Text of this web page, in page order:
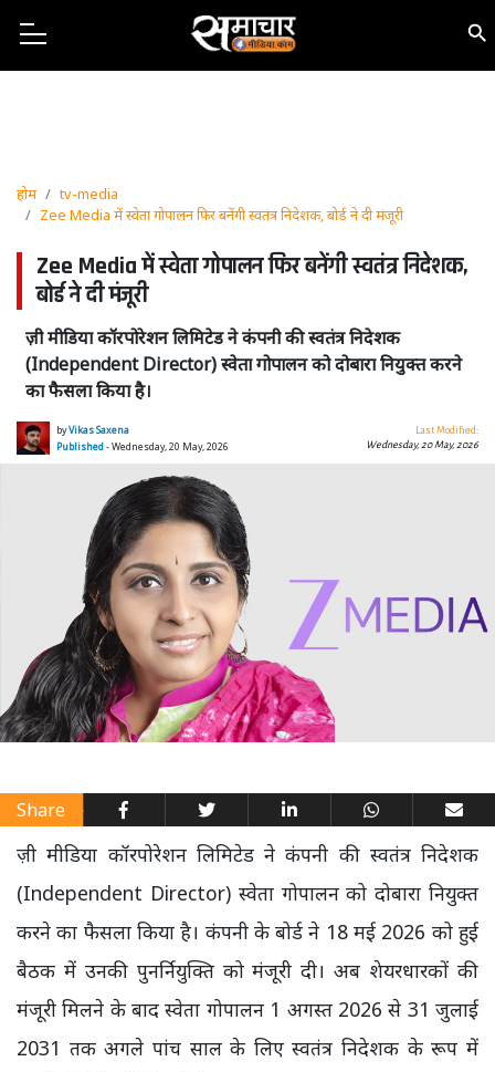
होम
tv-media
Zee Media में स्वेता गोपालन फिर बनेंगी स्वतंत्र निदेशक, बोर्ड ने दी मंजूरी
Zee Media में स्वेता गोपालन फिर बनेंगी स्वतंत्र निदेशक,
बोर्ड ने दी मंजूरी
ज़ी मीडिया कॉरपोरेशन लिमिटेड ने कंपनी की स्वतंत्र निदेशक
(Independent Director) स्वेता गोपालन को दोबारा नियुक्त करने
का फैसला किया है।
byVikas Saxena
Published- Wednesday, 20 May, 2026
Last Modified:
Wednesday, 20 May, 2026
Share
ज़ी मीडिया कॉरपोरेशन लिमिटेड ने कंपनी की स्वतंत्र निदेशक
(Independent Director) स्वेता गोपालन को दोबारा नियुक्त
करने का फैसला किया है। कंपनी के बोर्ड ने 18 मई 2026 को हुई
बैठक में उनकी पुनर्नियुक्ति को मंजूरी दी। अब शेयरधारकों की
मंजूरी मिलने के बाद स्वेता गोपालन 1 अगस्त 2026 से 31 जुलाई
2031 तक अगले पांच साल के लिए स्वतंत्र निदेशक के रूप में